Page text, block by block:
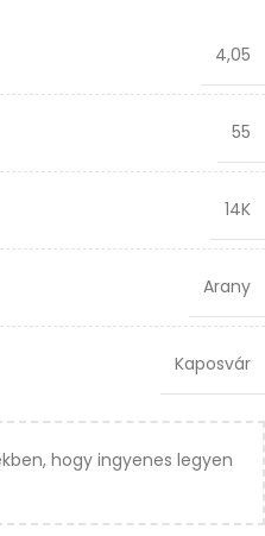
4,05
55
14K
Arany
Kaposvár
hogy ingyenes legyen